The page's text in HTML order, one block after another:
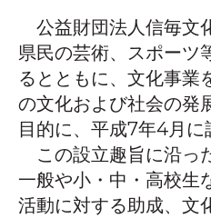
公益財団法人信毎文
県民の芸術、スポーツ
るとともに、文化事業
の文化および社会の発
目的に、平成7年4月に
この設立趣旨に沿っ
一般や小・中・高校生
活動に対する助成、文